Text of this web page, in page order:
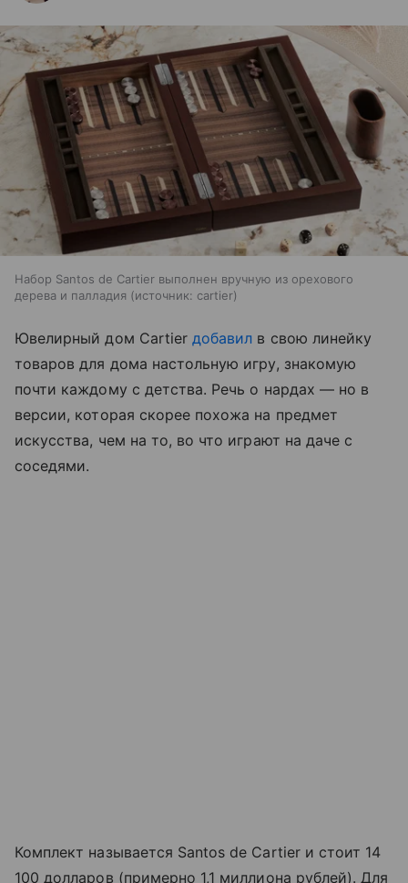
Набор Santos de Cartier выполнен вручную из орехового
дерева и палладия
источник: cartier
Ювелирный дом Cartierдобавил в свою линейку
товаров для дома настольную игру, знакомую
почти каждому с детства. Речь о нардах — но в
версии, которая скорее похожа на предмет
искусства, чем на то, во что играют на даче с
соседями.
Комплект называется Santos de Cartier и стоит 14
100 долларов (примерно 1,1 миллиона рублей). Для